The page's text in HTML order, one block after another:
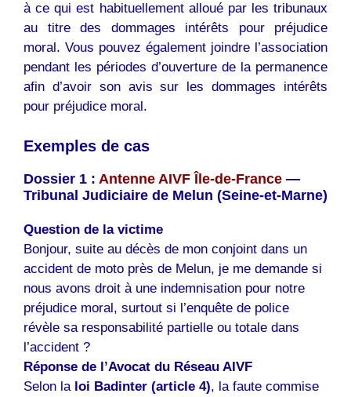
à ce qui est habituellement alloué par les tribunaux
au titre des dommages intérêts pour préjudice
moral. Vous pouvez également joindre l’association
pendant les périodes d’ouverture de la permanence
afin d’avoir son avis sur les dommages intérêts
pour préjudice moral.
Exemples de cas
Dossier 1 : Antenne AIVF Île-de-France —
Tribunal Judiciaire de Melun (Seine-et-Marne)
Question de la victime
Bonjour, suite au décès de mon conjoint dans un
accident de moto près de Melun, je me demande si
nous avons droit à une indemnisation pour notre
préjudice moral, surtout si l’enquête de police
révèle sa responsabilité partielle ou totale dans
l’accident ?
Réponse de l’Avocat du Réseau AIVF
Selon la loi Badinter (article 4), la faute commise